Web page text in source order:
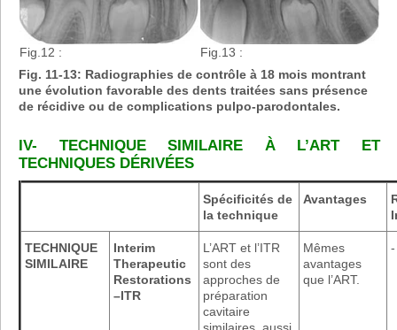
Fig.12 :
Fig.13 :
Fig. 11-13: Radiographies de contrôle à 18 mois montrant
une évolution favorable des dents traitées sans présence
de récidive ou de complications pulpo-parodontales.
IV- TECHNIQUE SIMILAIRE À L’ART ET
TECHNIQUES DÉRIVÉES
Spécificités de
la technique
Avantages
TECHNIQUE
SIMILAIRE
Interim
Therapeutic
Restorations
–ITR
L’ART et l’ITR
sont des
approches de
préparation
cavitaire
similaires, aussi
Mêmes
avantages
que l’ART.
-